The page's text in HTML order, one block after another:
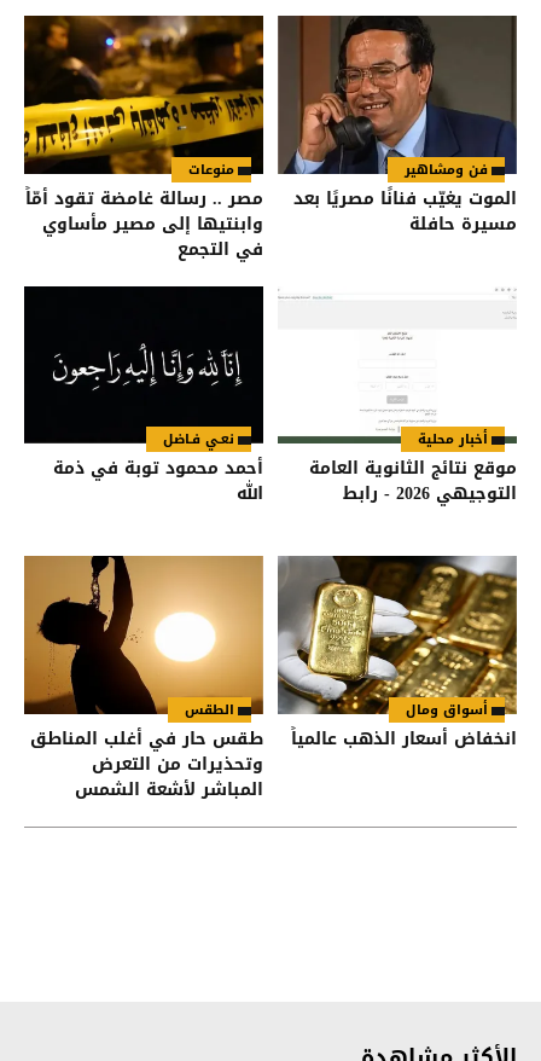
فن ومشاهير
الموت يغيّب فنانًا مصريًا بعد
مسيرة حافلة
منوعات
مصر .. رسالة غامضة تقود أمّاً
وابنتيها إلى مصير مأساوي
في التجمع
أخبار محلية
موقع نتائج الثانوية العامة
التوجيهي 2026 - رابط
نعـي فـاضل
أحمد محمود توبة في ذمة
الله
أسواق ومال
انخفاض أسعار الذهب عالمياً
الطقس
طقس حار في أغلب المناطق
وتحذيرات من التعرض
المباشر لأشعة الشمس